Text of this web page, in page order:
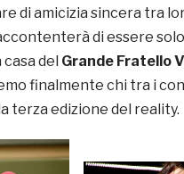
di amicizia sincera tra
di essere solo
del Grande Fratello
finalmente chi tra i
terza edizione del reality.